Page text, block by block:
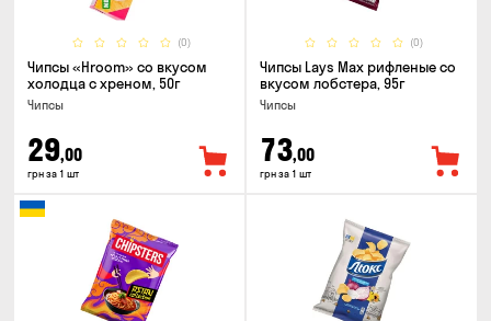
(0)
Чипсы «Hroom» со вкусом
холодца с хреном, 50г
Чипсы
29,00
грн за 1 шт
(0)
Чипсы Lays Max рифленые со
вкусом лобстера, 95г
Чипсы
73,00
грн за 1 шт